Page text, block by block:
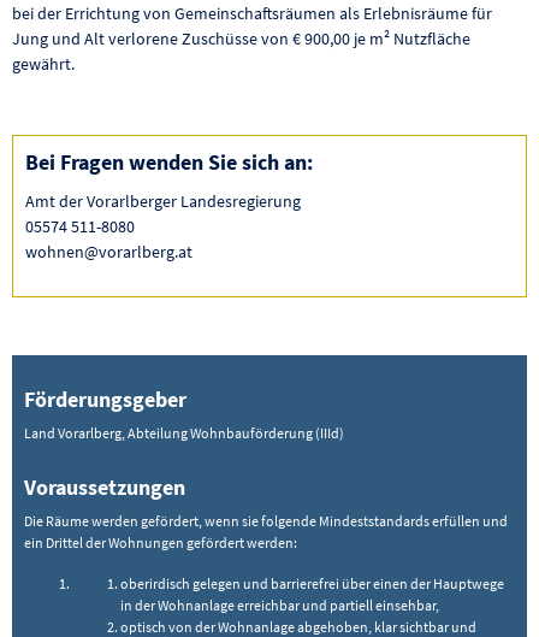
bei der Errichtung von Gemeinschaftsräumen als Erlebnisräume für
Jung und Alt verlorene Zuschüsse von € 900,00 je m² Nutzfläche
gewährt.
Bei Fragen wenden Sie sich an:
Amt der Vorarlberger Landesregierung
05574 511-8080
wohnen@vorarlberg.at
Förderungsgeber
Land Vorarlberg, Abteilung Wohnbauförderung (IIId)
Voraussetzungen
Die Räume werden gefördert, wenn sie folgende Mindeststandards erfüllen und
ein Drittel der Wohnungen gefördert werden:
oberirdisch gelegen und barrierefrei über einen der Hauptwege
in der Wohnanlage erreichbar und partiell einsehbar,
optisch von der Wohnanlage abgehoben, klar sichtbar und